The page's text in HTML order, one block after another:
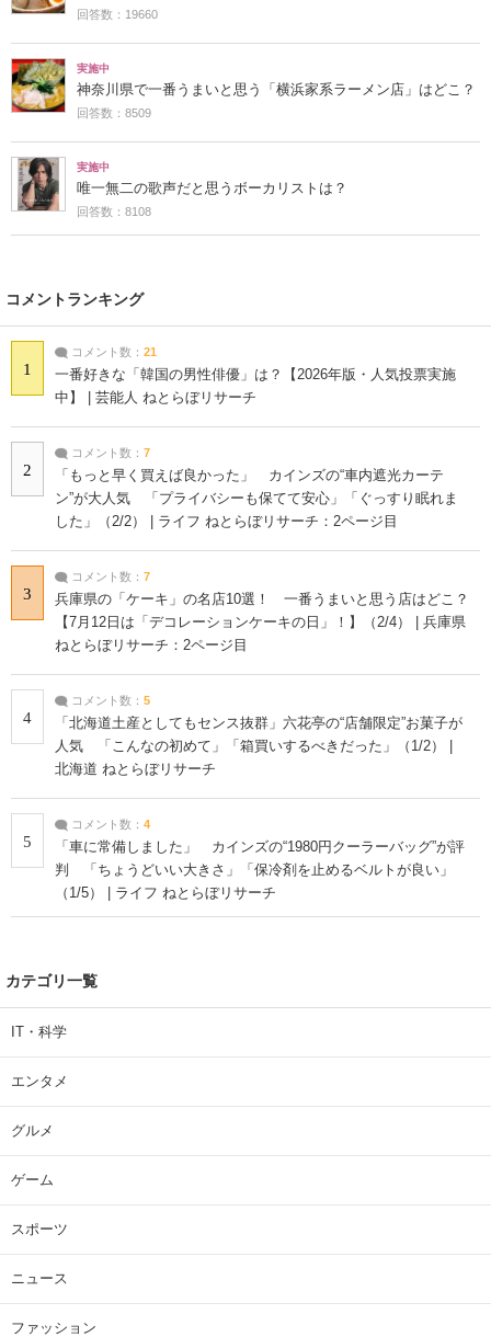
回答数：19660
実施中
神奈川県で一番うまいと思う「横浜家系ラーメン店」はどこ？
回答数：8509
実施中
唯一無二の歌声だと思うボーカリストは？
回答数：8108
コメントランキング
1
コメント数： 21
一番好きな「韓国の男性俳優」は？【2026年版・人気投票実施
中】 | 芸能人 ねとらぼリサーチ
2
コメント数： 7
「もっと早く買えば良かった」 カインズの“車内遮光カーテ
ン”が大人気 「プライバシーも保てて安心」「ぐっすり眠れま
した」（2/2） | ライフ ねとらぼリサーチ：2ページ目
3
コメント数： 7
兵庫県の「ケーキ」の名店10選！ 一番うまいと思う店はどこ？
【7月12日は「デコレーションケーキの日」！】（2/4） | 兵庫県
ねとらぼリサーチ：2ページ目
4
コメント数： 5
「北海道土産としてもセンス抜群」六花亭の“店舗限定”お菓子が
人気 「こんなの初めて」「箱買いするべきだった」（1/2） |
北海道 ねとらぼリサーチ
5
コメント数： 4
「車に常備しました」 カインズの“1980円クーラーバッグ”が評
判 「ちょうどいい大きさ」「保冷剤を止めるベルトが良い」
（1/5） | ライフ ねとらぼリサーチ
カテゴリ一覧
IT・科学
エンタメ
グルメ
ゲーム
スポーツ
ニュース
ファッション